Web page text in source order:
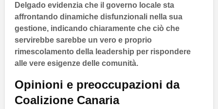
Delgado evidenzia che il governo locale sta
affrontando dinamiche disfunzionali nella sua
gestione, indicando chiaramente che ciò che
servirebbe sarebbe un vero e proprio
rimescolamento della leadership per rispondere
alle vere esigenze delle comunità.
Opinioni e preoccupazioni da
Coalizione Canaria